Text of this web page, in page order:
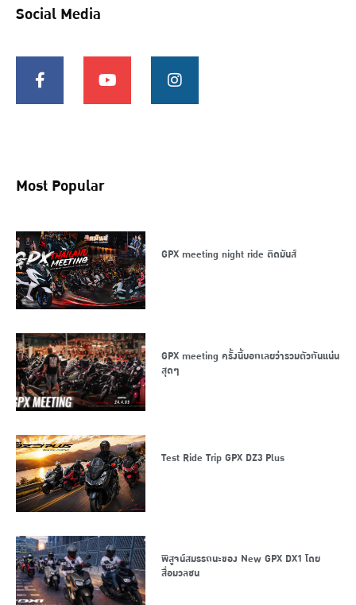
Social Media
Most Popular
GPX meeting night ride ติดมันส์
GPX meeting ครั้งนี้บอกเลยว่ารวมตัวกันแน่น
สุดๆ
Test Ride Trip GPX DZ3 Plus
พิสูจน์สมรรถนะของ New GPX DX1 โดย
สื่อมวลชน